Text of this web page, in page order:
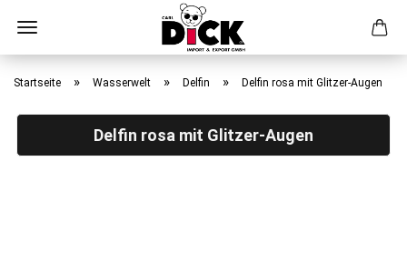
Direkt
zumStartseite » Wasserwelt » Delfin » Delfin rosa mit Glitzer-Augen
Delfin rosa mit Glitzer-Augen